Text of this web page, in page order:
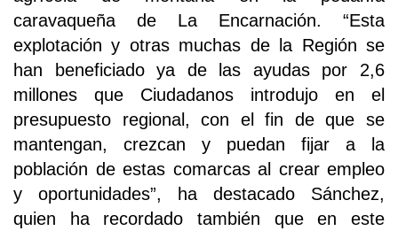
caravaqueña de La Encarnación. “Esta
explotación y otras muchas de la Región se
han beneficiado ya de las ayudas por 2,6
millones que Ciudadanos introdujo en el
presupuesto regional, con el fin de que se
mantengan, crezcan y puedan fijar a la
población de estas comarcas al crear empleo
y oportunidades”, ha destacado Sánchez,
quien ha recordado también que en este